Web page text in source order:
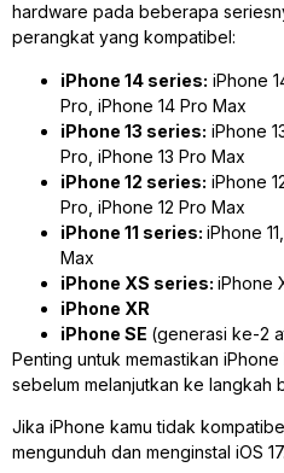
hardware pada beberapa
perangkat yang kompatibel:
iPhone 14 series: iPhone
Pro, iPhone 14 Pro Max
iPhone 13 series: iPhone
Pro, iPhone 13 Pro Max
iPhone 12 series: iPhone
Pro, iPhone 12 Pro Max
iPhone 11 series: iPhone
Max
iPhone XS series: iPhone
iPhone XR
iPhone SE (generasi ke-2
Penting untuk memastikan
sebelum melanjutkan ke langkah
Jika iPhone kamu tidak
mengunduh dan menginstal iOS 17.